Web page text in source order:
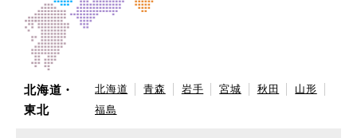
北海道・
東北
北海道 青森 岩手 宮城 秋田
山形
福島